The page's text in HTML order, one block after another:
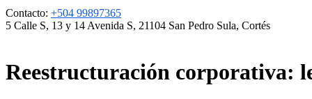
Contacto: +504 99897365
5 Calle S, 13 y 14 Avenida S, 21104 San Pedro Sula, Cortés
Reestructuración corporativa: